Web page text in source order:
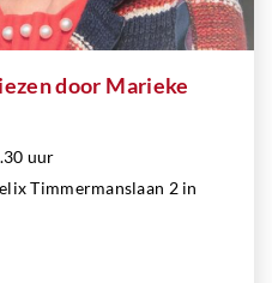
door Marieke
uur
Timmermanslaan 2 in